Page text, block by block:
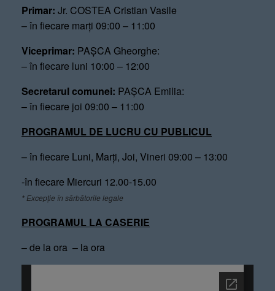
Primar: Jr. COSTEA Cristian Vasile
– în fiecare marți 09:00 – 11:00
Viceprimar: PAȘCA Gheorghe:
– în fiecare luni 10:00 – 12:00
Secretarul comunei: PAȘCA Emilia:
– în fiecare joi 09:00 – 11:00
PROGRAMUL DE LUCRU CU PUBLICUL
– în fiecare Luni, Marți, Joi, Vineri 09:00 – 13:00
-în fiecare Miercuri 12.00-15.00
* Excepție în sărbătorile legale
PROGRAMUL LA CASERIE
– de la ora – la ora